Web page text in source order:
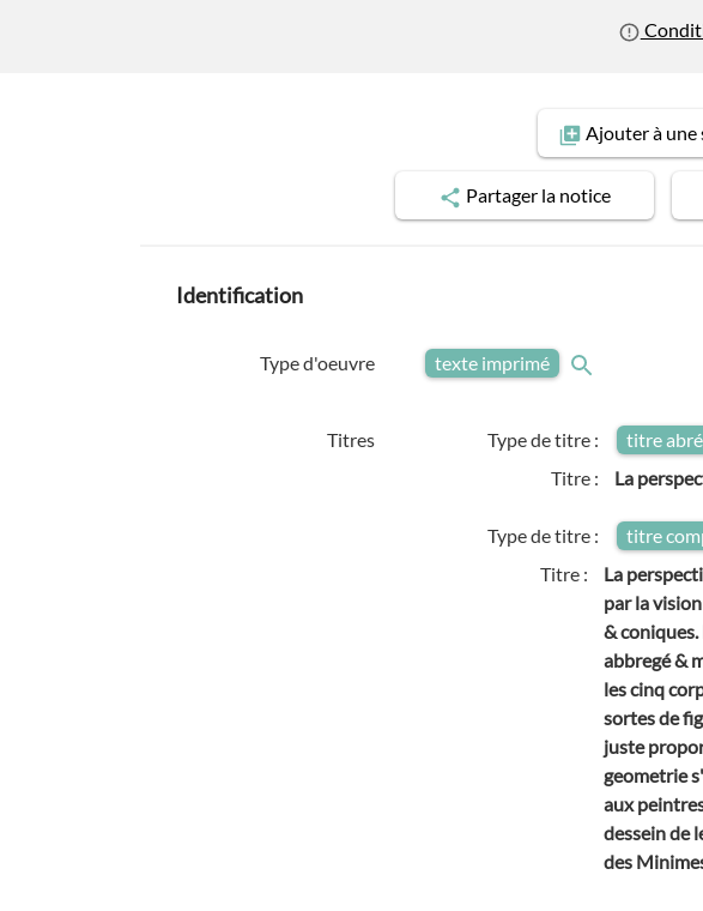
Ajouterà une
Partagerla notice
Identification
Type d'oeuvre texte imprimé
Titres Type de titre :
titre
Titre :
La
Type de titre :
titre
Titre :
La
par la
&
abbregé &
les cinq
sortes de
juste
geometrie
aux
dessein de
des